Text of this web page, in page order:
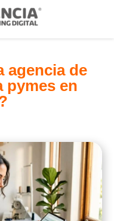
agencia de
pymes en